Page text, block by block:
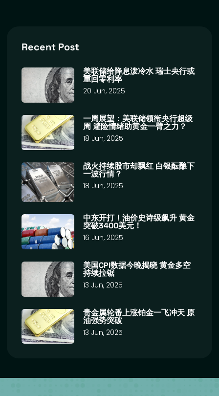
Recent Post
美联储给降息泼冷水 瑞士央行或
重回零利率
20 Jun, 2025
一周展望：美联储领衔央行超级
周 避险情绪助黄金一臂之力？
18 Jun, 2025
战火持续股市却飘红 白银酝酿下
一波行情？
18 Jun, 2025
中东开打！油价史诗级飙升 黄金
突破3400美元！
16 Jun, 2025
美国CPI数据今晚揭晓 黄金多空
持续拉锯
13 Jun, 2025
贵金属轮番上涨铂金一飞冲天 原
油强势突破
13 Jun, 2025